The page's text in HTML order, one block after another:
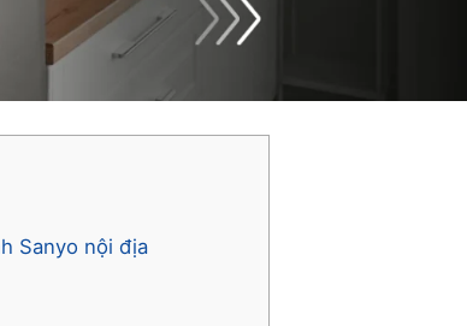
Sanyo nội địa